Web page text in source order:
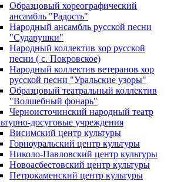
Образцовый хореографический
ансамбль "Радость"
Народный ансамбль русской песни
"Сударушки"
Народный коллектив хор русской
песни ( с. Покровское)
Народный коллектив ветеранов хор
русской песни "Уральские узоры"
Образцовый театральный коллектив
"Волшебный фонарь"
Черноисточинский народный театр
досуговые учреждения
Висимский центр культуры
Горноуральский центр культуры
Николо-Павловский центр культуры
Новоасбестовский центр культуры
Петрокаменский центр культуры